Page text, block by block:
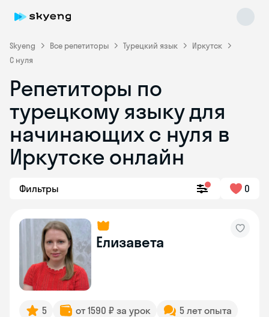
Skyeng Все репетиторы Турецкий язык
Иркутск
С нуля
Репетиторы по
турецкому языку для
начинающих с нуля в
Иркутске онлайн
Фильтры 0
Елизавета
5 от 1590 ₽ за урок
5 лет опыта
Skyeng Chat
online